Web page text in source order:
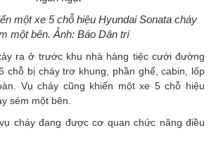
một xe 5 chỗ hiệu Hyundai Sonata cháy
một bên. Ảnh: Báo Dân trí
ra ở trước khu nhà hàng tiệc cưới đường
chỗ bị cháy trơ khung, phần ghế, cabin, lốp
Vụ cháy cũng khiến một xe 5 chỗ hiệu
sém một bên.
cháy đang được cơ quan chức năng điều